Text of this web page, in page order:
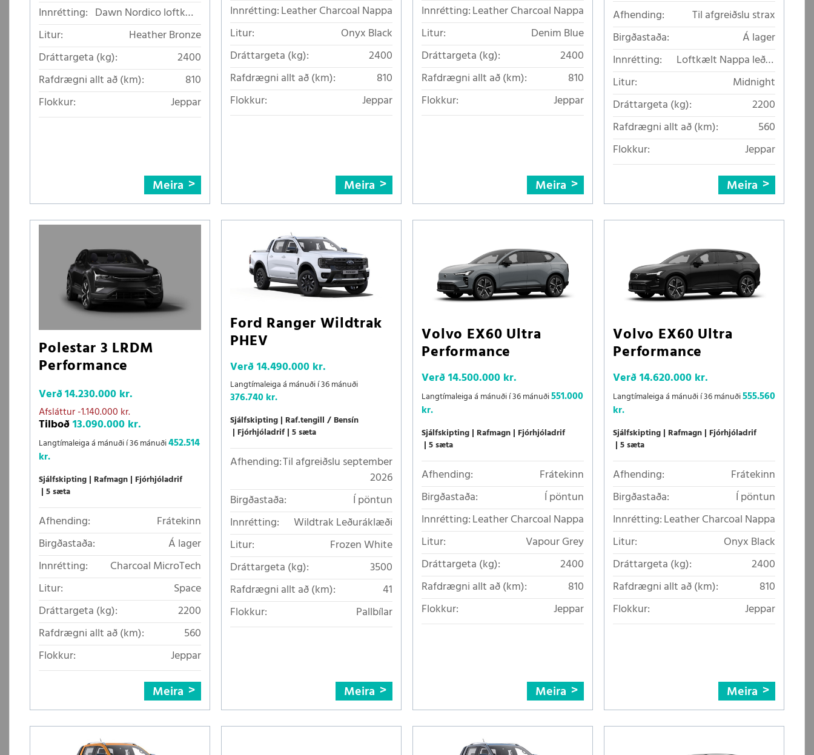
Innrétting: Dawn Nordico loftkælt
áklæði
Litur:
Heather Bronze
Dráttargeta (kg):
2400
Rafdrægni allt að (km):
810
Flokkur:
Jeppar
Meira
Innrétting:Leather Charcoal Nappa
Litur:
Onyx Black
Dráttargeta (kg):
2400
Rafdrægni allt að (km):
810
Flokkur:
Jeppar
Meira
Innrétting:Leather Charcoal Nappa
Litur:
Denim Blue
Dráttargeta (kg):
2400
Rafdrægni allt að (km):
810
Flokkur:
Jeppar
Meira
Afhending:
Til afgreiðslu strax
Birgðastaða:
Á lager
Innrétting:
Loftkælt Nappa leður
með nuddi (Jupiter)
Litur:
Midnight
Dráttargeta (kg):
2200
Rafdrægni allt að (km):
560
Flokkur:
Jeppar
Meira
Polestar 3 LRDM
Performance
Verð14.230.000 kr.
Afsláttur-1.140.000 kr.
Tilboð13.090.000 kr.
Langtímaleiga á mánuði í 36 mánuði452.514
kr.
Sjálfskipting Rafmagn Fjórhjóladrif
5 sæta
Afhending:
Frátekinn
Birgðastaða:
Á lager
Innrétting:
Charcoal MicroTech
Litur:
Space
Dráttargeta (kg):
2200
Rafdrægni allt að (km):
560
Flokkur:
Jeppar
Meira
Ford Ranger Wildtrak
PHEV
Verð14.490.000 kr.
Langtímaleiga á mánuði í 36 mánuði
376.740 kr.
Sjálfskipting Raf.tengill / Bensín
Fjórhjóladrif 5 sæta
Afhending:Til afgreiðslu september
2026
Birgðastaða:
Í pöntun
Innrétting:
Wildtrak Leðuráklæði
Litur:
Frozen White
Dráttargeta (kg):
3500
Rafdrægni allt að (km):
41
Flokkur:
Pallbílar
Meira
Volvo EX60 Ultra
Performance
Verð14.500.000 kr.
Langtímaleiga á mánuði í 36 mánuði551.000
kr.
Sjálfskipting Rafmagn Fjórhjóladrif
5 sæta
Afhending:
Frátekinn
Birgðastaða:
Í pöntun
Innrétting:Leather Charcoal Nappa
Litur:
Vapour Grey
Dráttargeta (kg):
2400
Rafdrægni allt að (km):
810
Flokkur:
Jeppar
Meira
Volvo EX60 Ultra
Performance
Verð14.620.000 kr.
Langtímaleiga á mánuði í 36 mánuði555.560
kr.
Sjálfskipting Rafmagn Fjórhjóladrif
5 sæta
Afhending:
Frátekinn
Birgðastaða:
Í pöntun
Innrétting:Leather Charcoal Nappa
Litur:
Onyx Black
Dráttargeta (kg):
2400
Rafdrægni allt að (km):
810
Flokkur:
Jeppar
Meira